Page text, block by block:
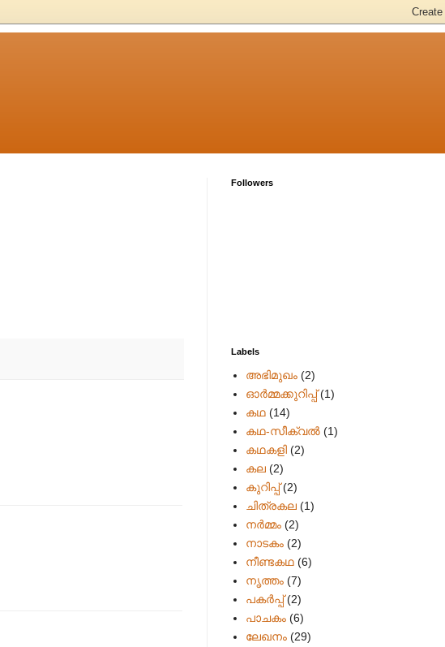
Followers
Labels
അഭിമുഖം (2)
ഓർമ്മക്കുറിപ്പ് (1)
കഥ (14)
കഥ-സീക്വല്‍ (1)
കഥകളി (2)
കല (2)
കുറിപ്പ് (2)
ചിത്രകല (1)
നർമ്മം (2)
നാടകം (2)
നീണ്ടകഥ (6)
നൃത്തം (7)
പകര്‍പ്പ് (2)
പാചകം (6)
ലേഖനം (29)